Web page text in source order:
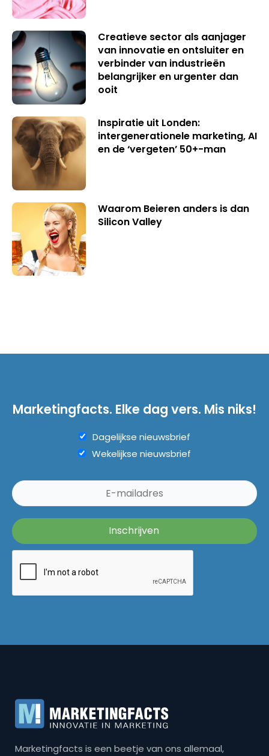
Creatieve sector als aanjager
van innovatie en ontsluiter en
verbinder van industrieën
belangrijker en urgenter dan
ooit
Inspiratie uit Londen:
intergenerationele marketing, AI
en de ‘vergeten’ 50+-man
Waarom Beieren anders is dan
Silicon Valley
Marketingfacts. Elke dag vers. Mis niks!
Dagelijkse nieuwsbrief
Wekelijkse nieuwsbrief
Marketingfacts is een beetje van ons allemaal,